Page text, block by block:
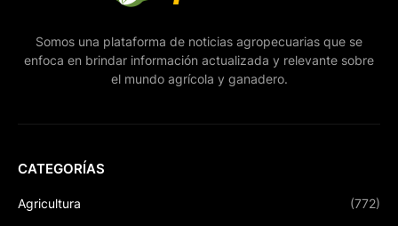
Somos una plataforma de noticias agropecuarias que se
enfoca en brindar información actualizada y relevante sobre
el mundo agrícola y ganadero.
CATEGORÍAS
Agricultura (772)